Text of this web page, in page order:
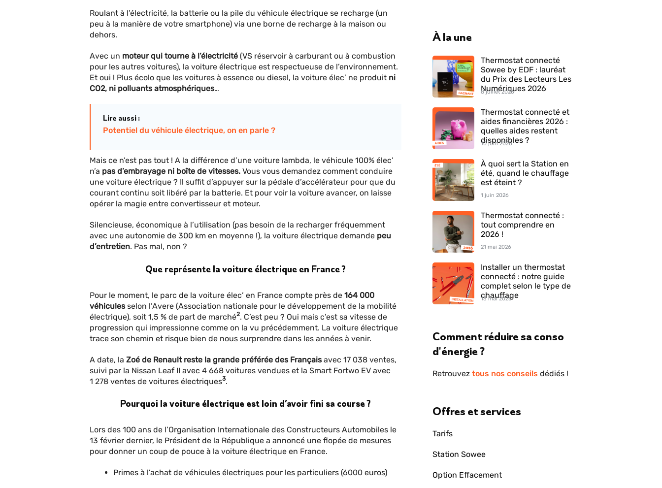
Roulant à l’électricité, la batterie ou la pile du véhicule électrique se recharge (un
peu à la manière de votre smartphone) via une borne de recharge à la maison ou
dehors.
Avec un moteur qui tourne à l’électricité (VS réservoir à carburant ou à combustion
pour les autres voitures), la voiture électrique est respectueuse de l’environnement.
Et oui ! Plus écolo que les voitures à essence ou diesel, la voiture élec’ ne produit ni
CO2, ni polluants atmosphériques…
Lire aussi :
Potentiel du véhicule électrique, on en parle ?
Mais ce n’est pas tout ! A la différence d’une voiture lambda, le véhicule 100% élec’
n’a pas d’embrayage ni boîte de vitesses. Vous vous demandez comment conduire
une voiture électrique ? Il suffit d’appuyer sur la pédale d’accélérateur pour que du
courant continu soit libéré par la batterie. Et pour voir la voiture avancer, on laisse
opérer la magie entre convertisseur et moteur.
Silencieuse, économique à l’utilisation (pas besoin de la recharger fréquemment
avec une autonomie de 300 km en moyenne !), la voiture électrique demande peu
d’entretien. Pas mal, non ?
Que représente la voiture électrique en France ?
Pour le moment, le parc de la voiture élec’ en France compte près de 164 000
véhicules selon l’Avere (Association nationale pour le développement de la mobilité
électrique), soit 1,5 % de part de marché2. C’est peu ? Oui mais c’est sa vitesse de
progression qui impressionne comme on la vu précédemment. La voiture électrique
trace son chemin et risque bien de nous surprendre dans les années à venir.
A date, la Zoé de Renault reste la grande préférée des Français avec 17 038 ventes,
suivi par la Nissan Leaf II avec 4 668 voitures vendues et la Smart Fortwo EV avec
1 278 ventes de voitures électriques3.
Pourquoi la voiture électrique est loin d’avoir fini sa course ?
Lors des 100 ans de l’Organisation Internationale des Constructeurs Automobiles le
13 février dernier, le Président de la République a annoncé une flopée de mesures
pour donner un coup de pouce à la voiture électrique en France.
Primes à l’achat de véhicules électriques pour les particuliers (6000 euros)
À la une
Thermostat connecté
Sowee by EDF : lauréat
du Prix des Lecteurs Les
Numériques 2026
8 juillet 2026
Thermostat connecté et
aides financières 2026 :
quelles aides restent
disponibles ?
10 juin 2026
À quoi sert la Station en
été, quand le chauffage
est éteint ?
1 juin 2026
Thermostat connecté :
tout comprendre en
2026 !
21 mai 2026
Installer un thermostat
connecté : notre guide
complet selon le type de
chauffage
13 mai 2026
Comment réduire sa conso
d'énergie ?
Retrouvez tous nos conseils dédiés !
Offres et services
Tarifs
Station Sowee
Option Effacement